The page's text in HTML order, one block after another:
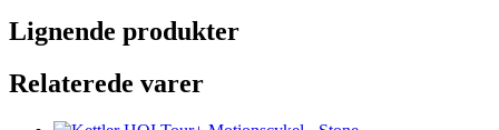
Lignende produkter
Relaterede varer